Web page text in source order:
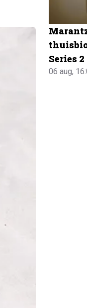
Series 2
06 aug,